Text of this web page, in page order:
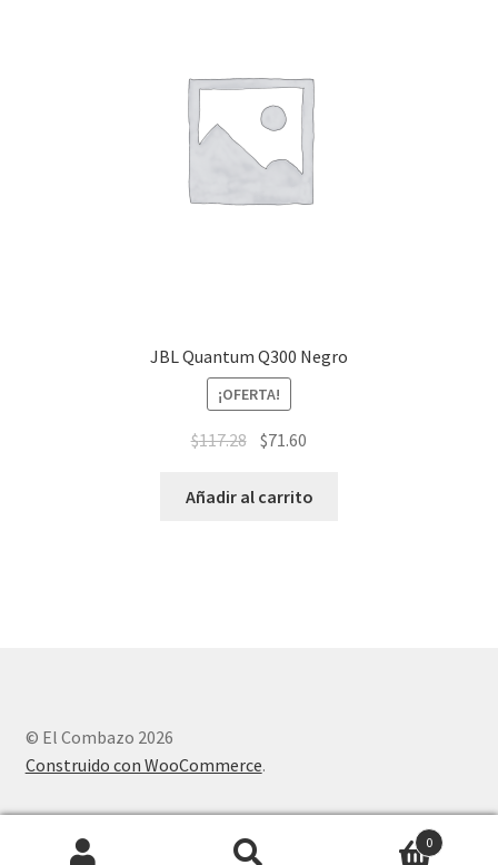
JBL Quantum Q300 Negro
¡OFERTA!
$117.28 $71.60
Añadir al carrito
© El Combazo 2026
Construido con WooCommerce.
0